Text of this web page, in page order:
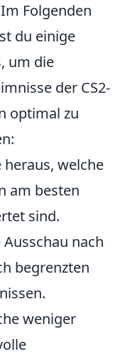
Folgenden
du einige
um die
der CS2-
optimal zu
heraus, welche
am besten
sind.
Ausschau nach
begrenzten
weniger